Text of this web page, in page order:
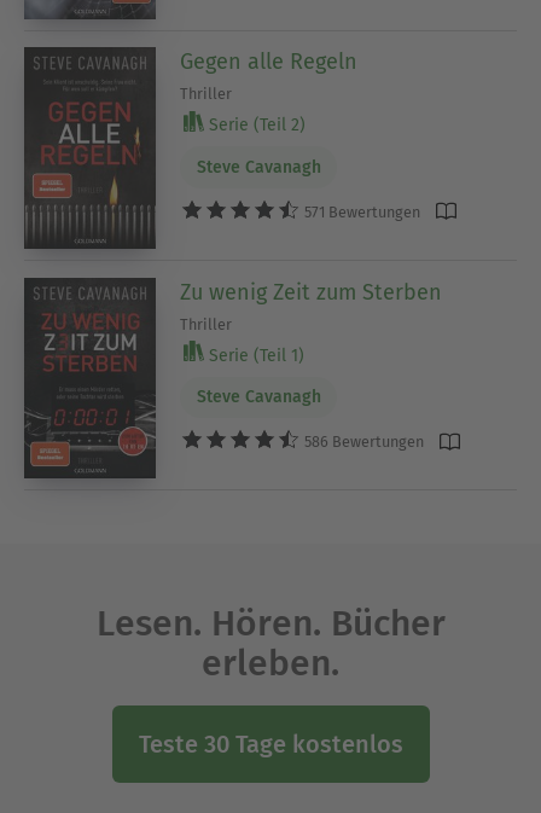
Gegen alle Regeln
Thriller
Serie (Teil 2)
Steve Cavanagh
571 Bewertungen
Zu wenig Zeit zum Sterben
Thriller
Serie (Teil 1)
Steve Cavanagh
586 Bewertungen
Lesen. Hören. Bücher
erleben.
Teste 30 Tage kostenlos